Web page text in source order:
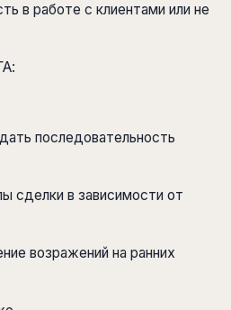
в работе с клиентами или не
последовательность
сделки в зависимости от
возражений на ранних